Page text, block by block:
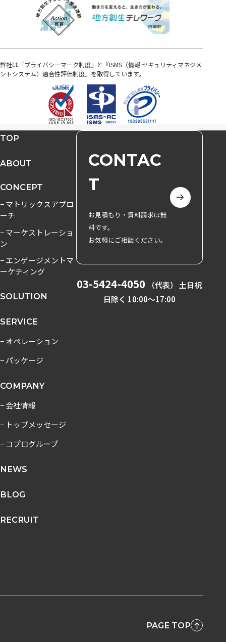
弊社は『プライバシーマーク制度』と『ISMS（情報 セキュリティマネジメ
ントシステム）適合性評価制度』を取得しています。
TOP
ABOUT
CONCEPT
− マトリックスアプロ
ーチ
− マーケストレーショ
ン
− エンゲージメントマ
ーケティング
SOLUTION
SERVICE
− オペレーション
− パッケージ
COMPANY
− 会社情報
− トップメッセージ
− コプログループ
NEWS
BLOG
RECRUIT
CONTAC
T
お見積もり・資料請求は無
料です。
お気軽にご相談ください。
03-5424-4050
（代表） 土日祝
日除く 10:00〜17:00
PAGE TOP